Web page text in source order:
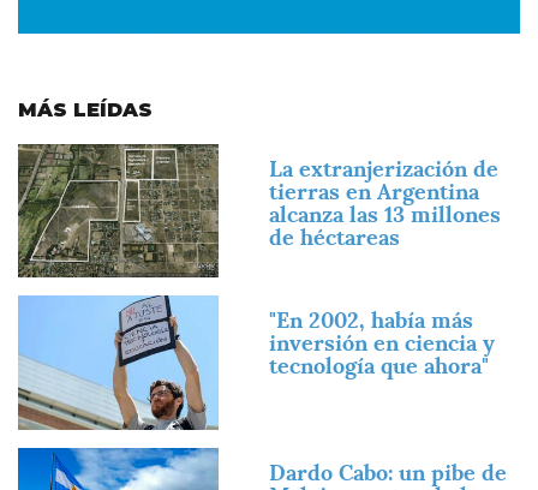
MÁS LEÍDAS
Imagen
La extranjerización de
tierras en Argentina
alcanza las 13 millones
de héctareas
"En 2002, había más
inversión en ciencia y
tecnología que ahora"
Imagen
Dardo Cabo: un pibe de